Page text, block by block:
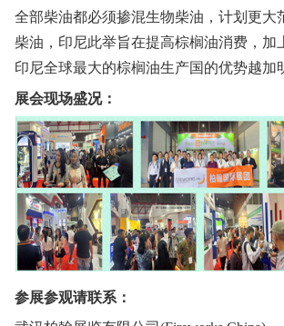
全部柴油都必须掺混生物柴油，计划更大
柴油，印尼此举旨在提高棕榈油消费，加
印尼全球最大的棕榈油生产国的优势越加
展会现场盛况：
参展参观请联系：